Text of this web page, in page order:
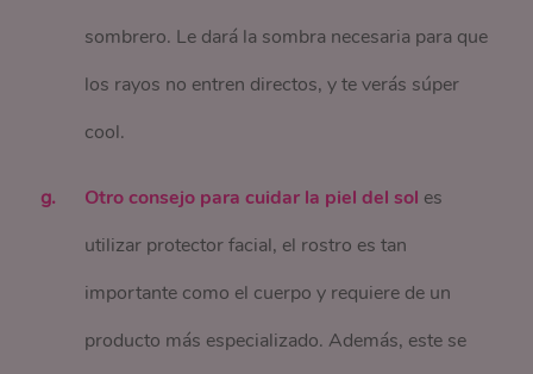
sombrero. Le dará la sombra necesaria para que
los rayos no entren directos, y te verás súper
cool.
Otro consejo para cuidar la piel del sol es
utilizar protector facial, el rostro es tan
importante como el cuerpo y requiere de un
producto más especializado. Además, este se